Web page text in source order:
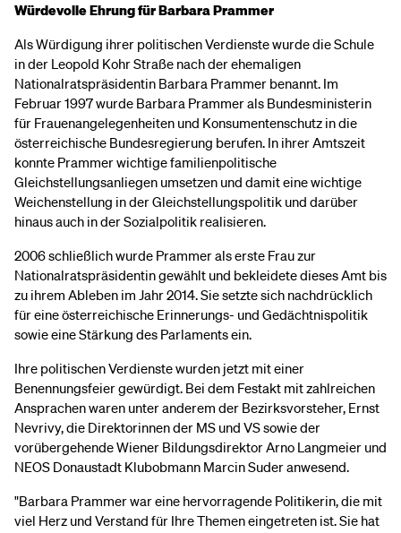
Würdevolle Ehrung für Barbara Prammer
Als Würdigung ihrer politischen Verdienste wurde die Schule
in der Leopold Kohr Straße nach der ehemaligen
Nationalratspräsidentin Barbara Prammer benannt. Im
Februar 1997 wurde Barbara Prammer als Bundesministerin
für Frauenangelegenheiten und Konsumentenschutz in die
österreichische Bundesregierung berufen. In ihrer Amtszeit
konnte Prammer wichtige familienpolitische
Gleichstellungsanliegen umsetzen und damit eine wichtige
Weichenstellung in der Gleichstellungspolitik und darüber
hinaus auch in der Sozialpolitik realisieren.
2006 schließlich wurde Prammer als erste Frau zur
Nationalratspräsidentin gewählt und bekleidete dieses Amt bis
zu ihrem Ableben im Jahr 2014. Sie setzte sich nachdrücklich
für eine österreichische Erinnerungs- und Gedächtnispolitik
sowie eine Stärkung des Parlaments ein.
Ihre politischen Verdienste wurden jetzt mit einer
Benennungsfeier gewürdigt. Bei dem Festakt mit zahlreichen
Ansprachen waren unter anderem der Bezirksvorsteher, Ernst
Nevrivy, die Direktorinnen der MS und VS sowie der
vorübergehende Wiener Bildungsdirektor Arno Langmeier und
NEOS Donaustadt Klubobmann Marcin Suder anwesend.
"Barbara Prammer war eine hervorragende Politikerin, die mit
viel Herz und Verstand für Ihre Themen eingetreten ist. Sie hat